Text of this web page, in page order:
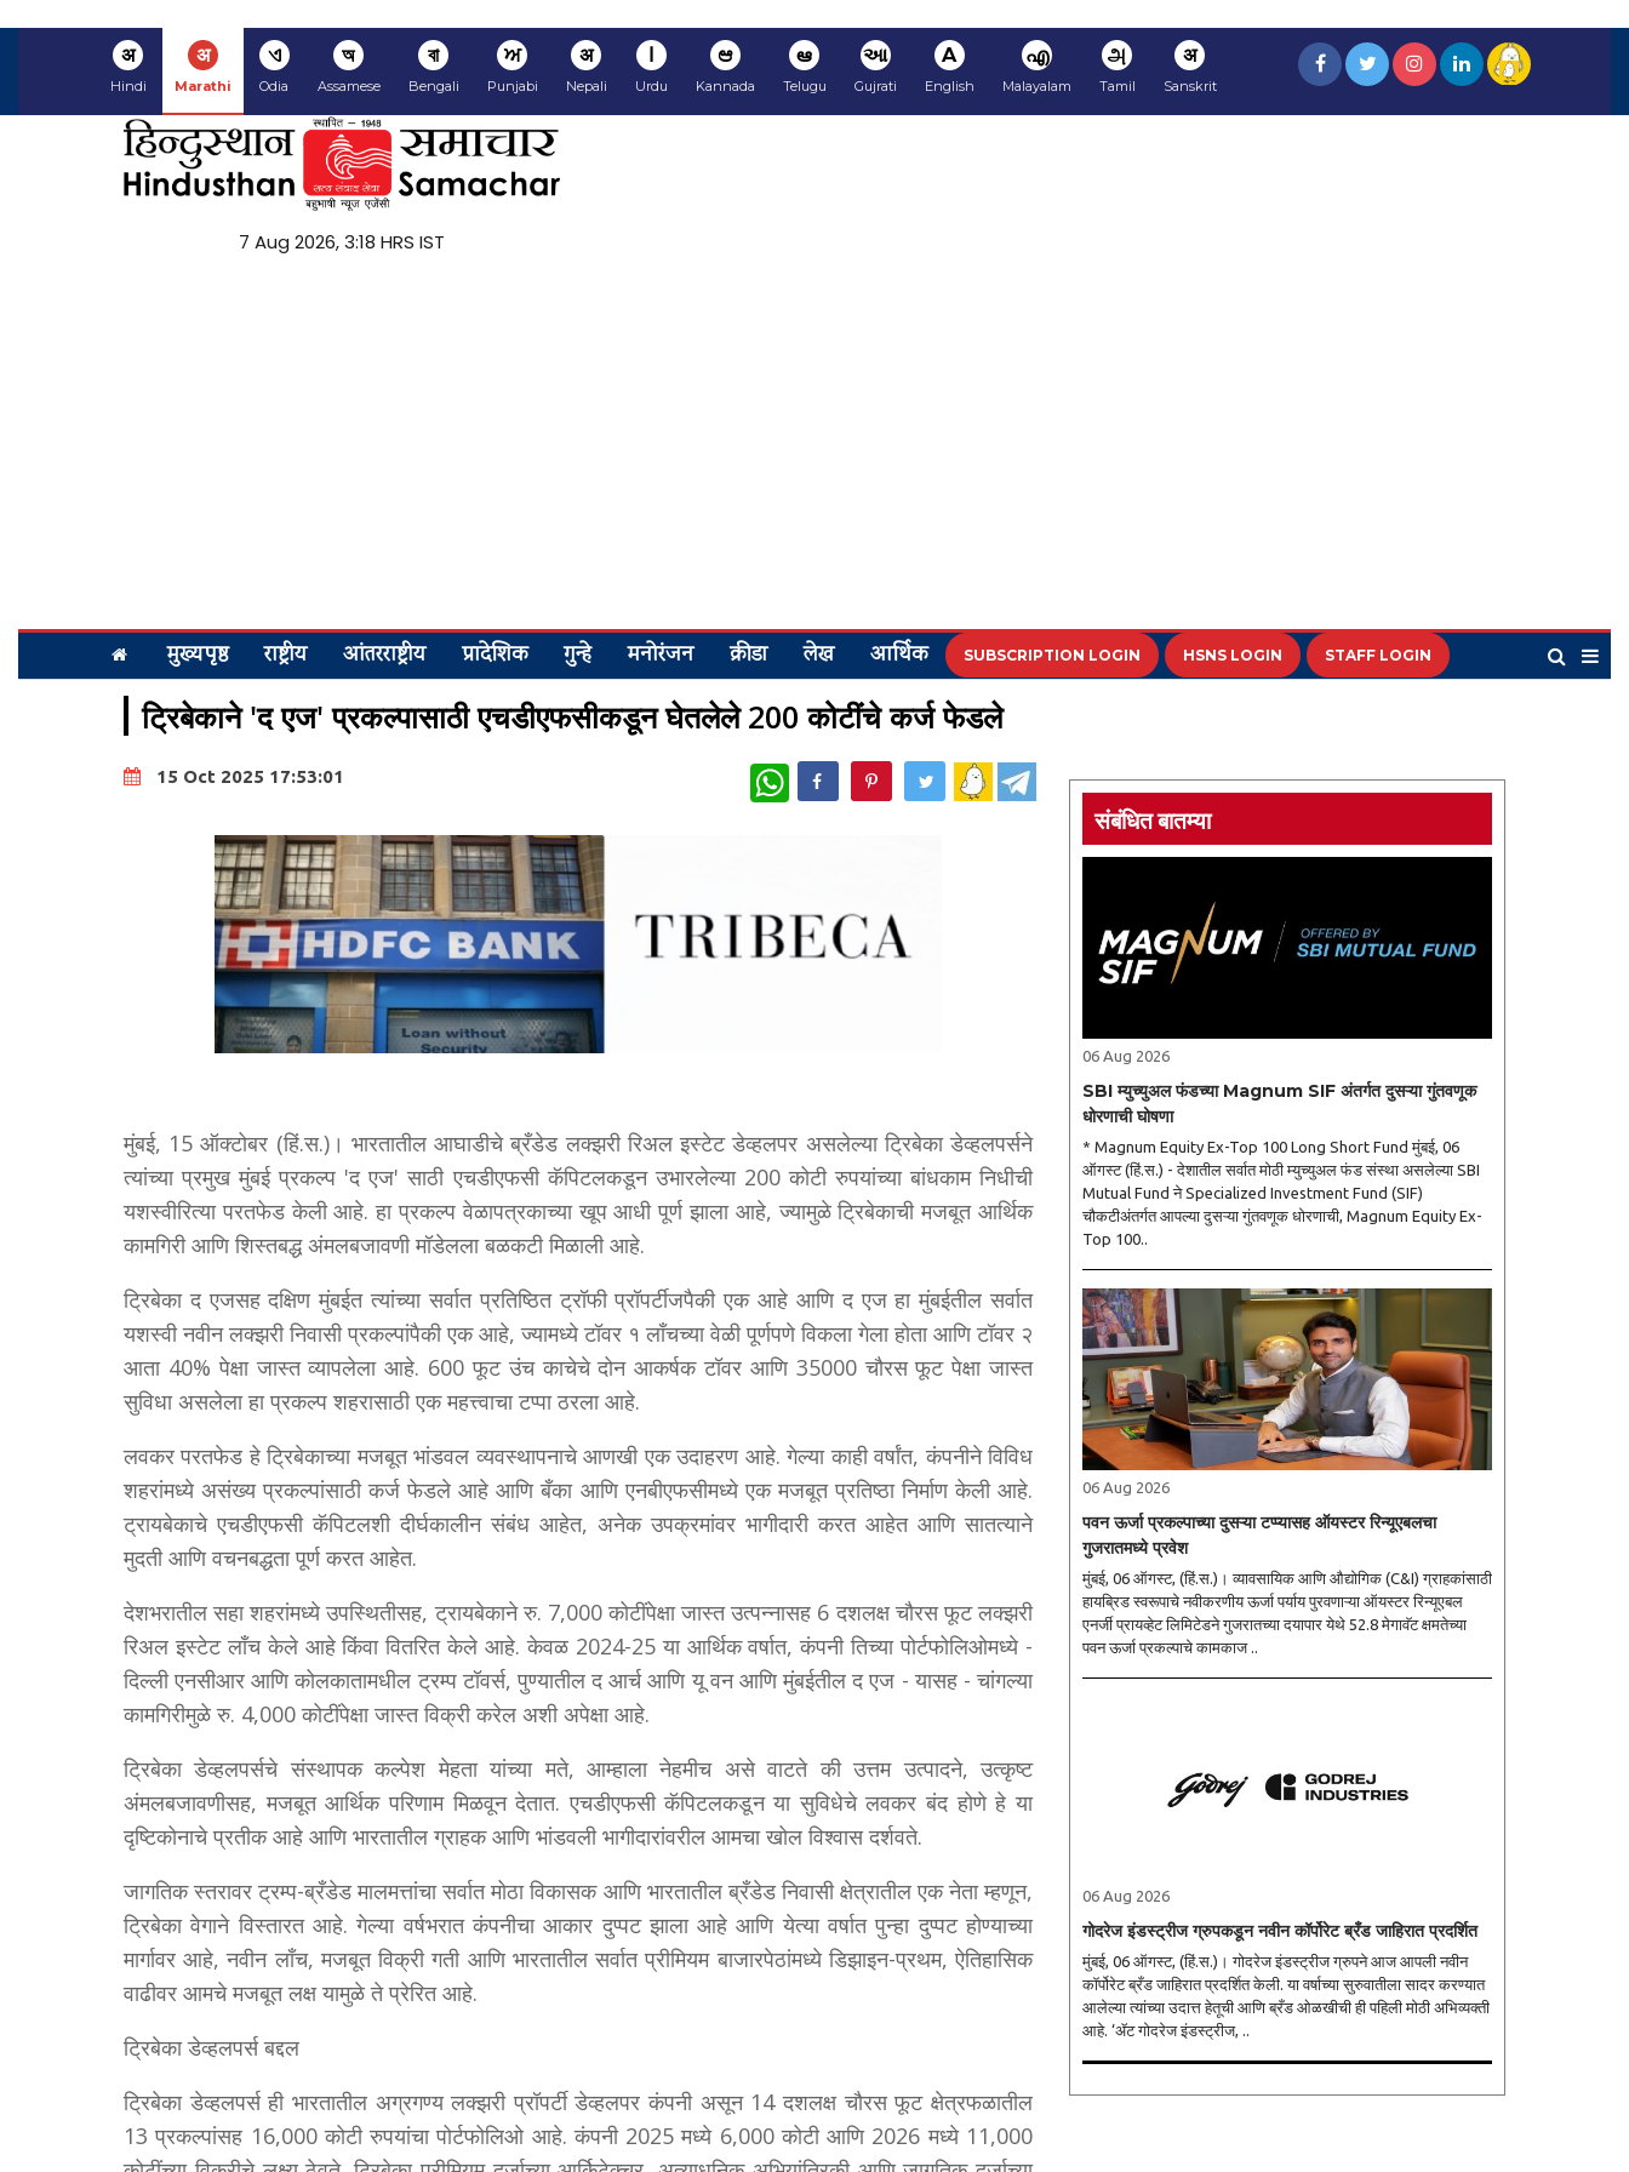
अ
Hindi
अ
Marathi
ଏ
Odia
অ
Assamese
বা
Bengali
ਅ
Punjabi
अ
Nepali
ا
Urdu
ಆ
Kannada
ఆ
Telugu
આ
Gujrati
A
English
എ
Malayalam
அ
Tamil
अ
Sanskrit
7 Aug 2026, 3:18 HRS IST
मुख्यपृष्ठ राष्ट्रीय आंतरराष्ट्रीय प्रादेशिक गुन्हे मनोरंजन क्रीडा लेख आर्थिक SUBSCRIPTION LOGIN HSNS LOGIN STAFF LOGIN
ट्रिबेकाने 'द एज' प्रकल्पासाठी एचडीएफसीकडून घेतलेले 200 कोटींचे कर्ज फेडले
15 Oct 2025 17:53:01 WhatsApp
मुंबई, 15 ऑक्टोबर (हिं.स.)। भारतातील आघाडीचे ब्रँडेड लक्झरी रिअल इस्टेट डेव्हलपर असलेल्या ट्रिबेका डेव्हलपर्सने
त्यांच्या प्रमुख मुंबई प्रकल्प 'द एज' साठी एचडीएफसी कॅपिटलकडून उभारलेल्या 200 कोटी रुपयांच्या बांधकाम निधीची
यशस्वीरित्या परतफेड केली आहे. हा प्रकल्प वेळापत्रकाच्या खूप आधी पूर्ण झाला आहे, ज्यामुळे ट्रिबेकाची मजबूत आर्थिक
कामगिरी आणि शिस्तबद्ध अंमलबजावणी मॉडेलला बळकटी मिळाली आहे.
ट्रिबेका द एजसह दक्षिण मुंबईत त्यांच्या सर्वात प्रतिष्ठित ट्रॉफी प्रॉपर्टीजपैकी एक आहे आणि द एज हा मुंबईतील सर्वात
यशस्वी नवीन लक्झरी निवासी प्रकल्पांपैकी एक आहे, ज्यामध्ये टॉवर १ लाँचच्या वेळी पूर्णपणे विकला गेला होता आणि टॉवर २
आता 40% पेक्षा जास्त व्यापलेला आहे. 600 फूट उंच काचेचे दोन आकर्षक टॉवर आणि 35000 चौरस फूट पेक्षा जास्त
सुविधा असलेला हा प्रकल्प शहरासाठी एक महत्त्वाचा टप्पा ठरला आहे.
लवकर परतफेड हे ट्रिबेकाच्या मजबूत भांडवल व्यवस्थापनाचे आणखी एक उदाहरण आहे. गेल्या काही वर्षांत, कंपनीने विविध
शहरांमध्ये असंख्य प्रकल्पांसाठी कर्ज फेडले आहे आणि बँका आणि एनबीएफसीमध्ये एक मजबूत प्रतिष्ठा निर्माण केली आहे.
ट्रायबेकाचे एचडीएफसी कॅपिटलशी दीर्घकालीन संबंध आहेत, अनेक उपक्रमांवर भागीदारी करत आहेत आणि सातत्याने
मुदती आणि वचनबद्धता पूर्ण करत आहेत.
देशभरातील सहा शहरांमध्ये उपस्थितीसह, ट्रायबेकाने रु. 7,000 कोटींपेक्षा जास्त उत्पन्नासह 6 दशलक्ष चौरस फूट लक्झरी
रिअल इस्टेट लाँच केले आहे किंवा वितरित केले आहे. केवळ 2024-25 या आर्थिक वर्षात, कंपनी तिच्या पोर्टफोलिओमध्ये -
दिल्ली एनसीआर आणि कोलकातामधील ट्रम्प टॉवर्स, पुण्यातील द आर्च आणि यू वन आणि मुंबईतील द एज - यासह - चांगल्या
कामगिरीमुळे रु. 4,000 कोटींपेक्षा जास्त विक्री करेल अशी अपेक्षा आहे.
ट्रिबेका डेव्हलपर्सचे संस्थापक कल्पेश मेहता यांच्या मते, आम्हाला नेहमीच असे वाटते की उत्तम उत्पादने, उत्कृष्ट
अंमलबजावणीसह, मजबूत आर्थिक परिणाम मिळवून देतात. एचडीएफसी कॅपिटलकडून या सुविधेचे लवकर बंद होणे हे या
दृष्टिकोनाचे प्रतीक आहे आणि भारतातील ग्राहक आणि भांडवली भागीदारांवरील आमचा खोल विश्वास दर्शवते.
जागतिक स्तरावर ट्रम्प-ब्रँडेड मालमत्तांचा सर्वात मोठा विकासक आणि भारतातील ब्रँडेड निवासी क्षेत्रातील एक नेता म्हणून,
ट्रिबेका वेगाने विस्तारत आहे. गेल्या वर्षभरात कंपनीचा आकार दुप्पट झाला आहे आणि येत्या वर्षात पुन्हा दुप्पट होण्याच्या
मार्गावर आहे, नवीन लाँच, मजबूत विक्री गती आणि भारतातील सर्वात प्रीमियम बाजारपेठांमध्ये डिझाइन-प्रथम, ऐतिहासिक
वाढीवर आमचे मजबूत लक्ष यामुळे ते प्रेरित आहे.
ट्रिबेका डेव्हलपर्स बद्दल
ट्रिबेका डेव्हलपर्स ही भारतातील अग्रगण्य लक्झरी प्रॉपर्टी डेव्हलपर कंपनी असून 14 दशलक्ष चौरस फूट क्षेत्रफळातील
13 प्रकल्पांसह 16,000 कोटी रुपयांचा पोर्टफोलिओ आहे. कंपनी 2025 मध्ये 6,000 कोटी आणि 2026 मध्ये 11,000
संबंधित बातम्या
06 Aug 2026
SBI म्युच्युअल फंडच्या Magnum SIF अंतर्गत दुसऱ्या गुंतवणूक
धोरणाची घोषणा
* Magnum Equity Ex-Top 100 Long Short Fund मुंबई, 06
ऑगस्ट (हिं.स.) - देशातील सर्वात मोठी म्युच्युअल फंड संस्था असलेल्या SBI
Mutual Fund ने Specialized Investment Fund (SIF)
चौकटीअंतर्गत आपल्या दुसऱ्या गुंतवणूक धोरणाची, Magnum Equity Ex-
Top 100..
06 Aug 2026
पवन ऊर्जा प्रकल्पाच्या दुसऱ्या टप्प्यासह ऑयस्टर रिन्यूएबलचा
गुजरातमध्ये प्रवेश
मुंबई, 06 ऑगस्ट, (हिं.स.)। व्यावसायिक आणि औद्योगिक (C&I) ग्राहकांसाठी
हायब्रिड स्वरूपाचे नवीकरणीय ऊर्जा पर्याय पुरवणाऱ्या ऑयस्टर रिन्यूएबल
एनर्जी प्रायव्हेट लिमिटेडने गुजरातच्या दयापार येथे 52.8 मेगावॅट क्षमतेच्या
पवन ऊर्जा प्रकल्पाचे कामकाज ..
06 Aug 2026
गोदरेज इंडस्ट्रीज ग्रुपकडून नवीन कॉर्पोरेट ब्रँड जाहिरात प्रदर्शित
मुंबई, 06 ऑगस्ट, (हिं.स.)। गोदरेज इंडस्ट्रीज ग्रुपने आज आपली नवीन
कॉर्पोरेट ब्रँड जाहिरात प्रदर्शित केली. या वर्षाच्या सुरुवातीला सादर करण्यात
आलेल्या त्यांच्या उदात्त हेतूची आणि ब्रँड ओळखीची ही पहिली मोठी अभिव्यक्ती
आहे. ‘ॲट गोदरेज इंडस्ट्रीज, ..